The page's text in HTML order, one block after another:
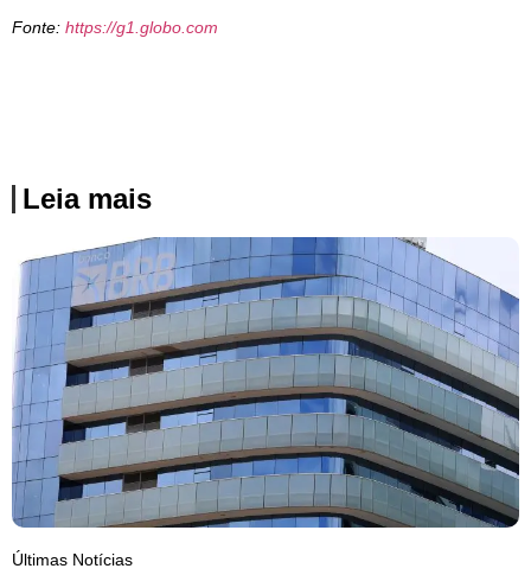
Fonte: https://g1.globo.com
Leia mais
Últimas Notícias